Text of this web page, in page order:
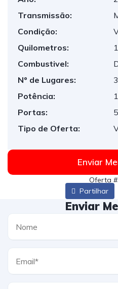
Transmissão:
Condição:
Quilometros:
Combustivel:
Nº de Lugares:
3
Potência:
Portas:
Tipo de Oferta:
Enviar
Oferta
Partilhar
Enviar